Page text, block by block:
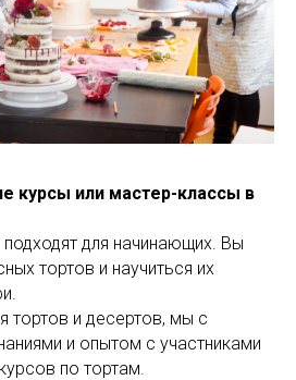
курсы или мастер-классы в
для начинающих. Вы
тортов и научиться их
тортов и десертов, мы с
и опытом с участниками
по тортам.